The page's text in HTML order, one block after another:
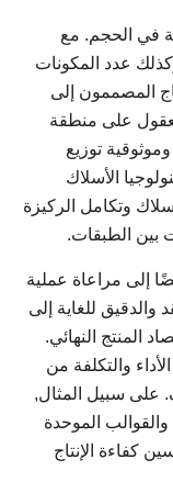
في الحجم. مع
عدد المكونات
المصممون إلى
على منطقة
توزيع
الأسلاك
وتكامل الركيزة
بين الطبقات.
إلى مراعاة عملية
والدقيق للغاية إلى
المنتج النهائي.
والتكلفة من
على سبيل المثال,
الموحدة
كفاءة الإنتاج